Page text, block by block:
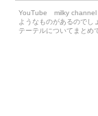
YouTube milky channel
ようなものがあるのでし
テーテルについてまとめ